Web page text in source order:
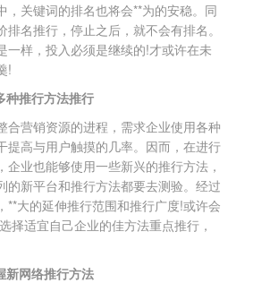
，关键词的排名也将会**为的安稳。同
名推行，停止之后，就不会有排名。
一样，投入必须是继续的!才或许在未
!
种推行方法推行
合营销资源的进程，需求企业使用各种
提高与用户触摸的几率。因而，在进行
企业也能够使用一些新兴的推行方法，
的新平台和推行方法都要去测验。经过
**大的延伸推行范围和推行广度!或许会
择适宜自己企业的佳方法重点推行，
新网络推行方法